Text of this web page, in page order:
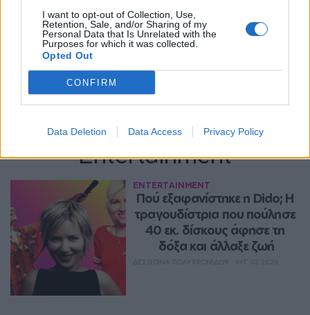
I want to opt-out of Collection, Use,
Retention, Sale, and/or Sharing of my
Personal Data that Is Unrelated with the
Purposes for which it was collected.
Opted Out
CONFIRM
Data Deletion Data Access Privacy Policy
Περισσότερα Θέματα
Entertainment
ENTERTAINMENT
Πού εξαφανίστηκε η Dido; Η
τραγουδίστρια που πούλησε
40 εκ. δίσκους άφησε τη
δόξα και άλλαξε ζωή